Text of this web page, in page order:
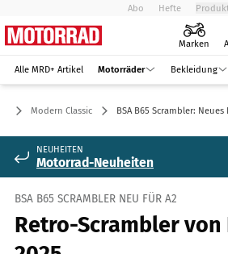
Abo Hefte
Marken
Alle MRD+ Artikel Motorräder Bekleidung
Modern Classic BSA B65 Scrambler:
NEUHEITEN
Motorrad-Neuheiten
BSA B65 SCRAMBLER NEU FÜR A2
Retro-Scrambler von